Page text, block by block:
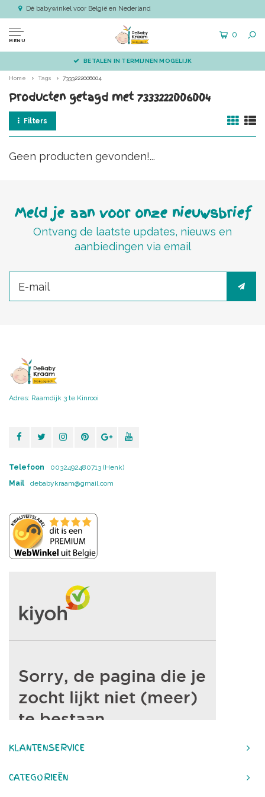
Dé babywinkel voor België en Nederland
MENU
0
BETALEN IN TERMIJNEN MOGELIJK
Home Tags 7333222006004
Producten getagd met 7333222006004
Filters
Geen producten gevonden!...
Meld je aan voor onze nieuwsbrief
Ontvang de laatste updates, nieuws en
aanbiedingen via email
Adres: Raamdijk 3 te Kinrooi
Telefoon
0032492480713 (Henk)
Mail
debabykraam@gmail.com
KLANTENSERVICE
CATEGORIEËN